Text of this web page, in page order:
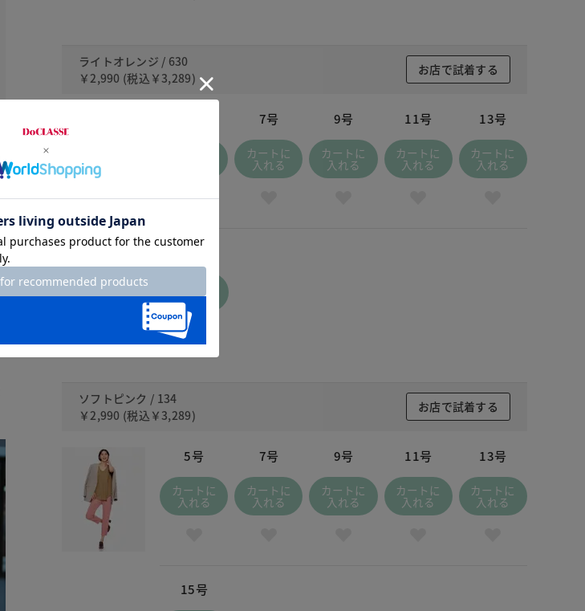
ライトオレンジ / 630
￥2,990 (税込 ￥3,289)
お店で試着する
7号
カートに
入れる
9号
カートに
入れる
11号
カートに
入れる
13号
カートに
入れる
15号
入れる
ソフトピンク / 134
￥2,990 (税込 ￥3,289)
お店で試着する
5号
カートに
入れる
7号
カートに
入れる
9号
カートに
入れる
11号
カートに
入れる
13号
カートに
入れる
15号